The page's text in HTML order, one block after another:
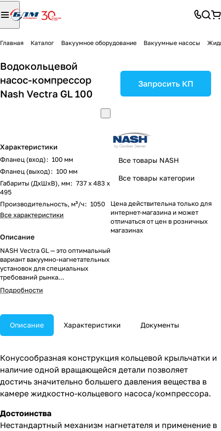
Главная Каталог Вакуумное оборудование Вакуумные насосы
Водокольцевой
насос-компрессор
Nash Vectra GL 100
Характеристики
Фланец (вход): 100 мм
Фланец (выход): 100 мм
Габариты (ДxШxВ), мм: 737 х 483 х
495
Производительность, м³/ч: 1050
Все характеристики
Описание
NASH Vectra GL — это оптимальный
вариант вакуумно-нагнетательных
установок для специальных
требований рынка
компрессорного оборудования.
Подробности
Запросить КП
Все товары NASH
Все товары категории
Цена действительна только для
интернет-магазина и может
отличаться от цен в розничных
магазинах
Описание Характеристики Документы
Конусообразная конструкция кольцевой крыльчатки и
наличие одной вращающейся детали позволяет
достичь значительно большего давления вещества в
камере жидкостно-кольцевого насоса/компрессора.
Достоинства
Нестандартный механизм нагнетателя и применение в